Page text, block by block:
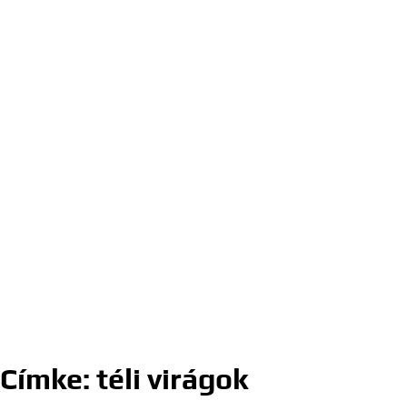
Címke: téli virágok